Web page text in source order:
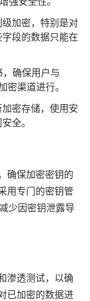
加密，特别是对
段的数据只能在
，确保用户与
密渠道进行。
密存储，使用安
全。
确保加密密钥的
用专门的密钥管
少因密钥泄露导
渗透测试，以确
已加密的数据进